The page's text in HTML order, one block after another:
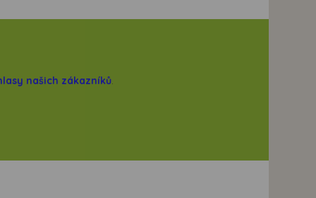
našich zákazníků.